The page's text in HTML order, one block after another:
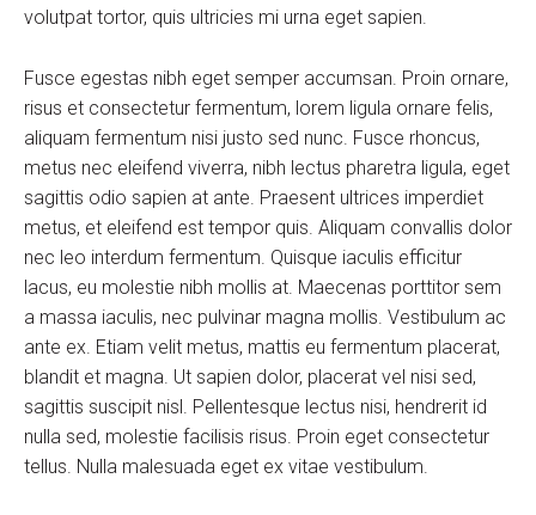
volutpat tortor, quis ultricies mi urna eget sapien.
Fusce egestas nibh eget semper accumsan. Proin ornare,
risus et consectetur fermentum, lorem ligula ornare felis,
aliquam fermentum nisi justo sed nunc. Fusce rhoncus,
metus nec eleifend viverra, nibh lectus pharetra ligula, eget
sagittis odio sapien at ante. Praesent ultrices imperdiet
metus, et eleifend est tempor quis. Aliquam convallis dolor
nec leo interdum fermentum. Quisque iaculis efficitur
lacus, eu molestie nibh mollis at. Maecenas porttitor sem
a massa iaculis, nec pulvinar magna mollis. Vestibulum ac
ante ex. Etiam velit metus, mattis eu fermentum placerat,
blandit et magna. Ut sapien dolor, placerat vel nisi sed,
sagittis suscipit nisl. Pellentesque lectus nisi, hendrerit id
nulla sed, molestie facilisis risus. Proin eget consectetur
tellus. Nulla malesuada eget ex vitae vestibulum.